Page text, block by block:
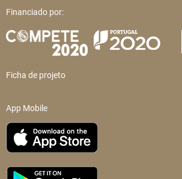
Financiado por:
Ficha de projeto
App Mobile